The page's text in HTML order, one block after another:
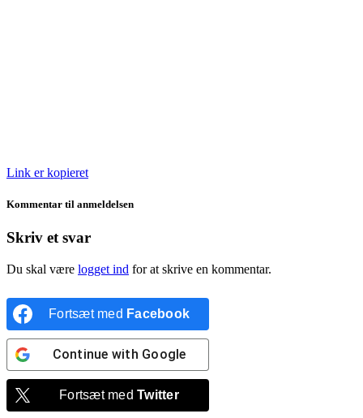
Link er kopieret
Kommentar til anmeldelsen
Skriv et svar
Du skal være logget ind for at skrive en kommentar.
Fortsæt med Facebook
Continue with Google
Fortsæt medTwitter